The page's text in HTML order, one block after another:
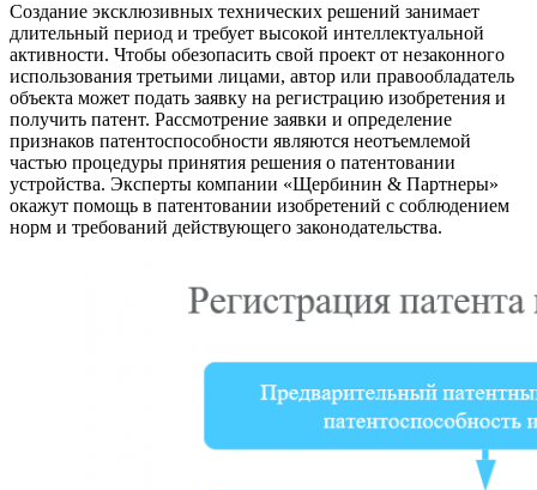
Создание эксклюзивных технических решений занимает
длительный период и требует высокой интеллектуальной
активности. Чтобы обезопасить свой проект от незаконного
использования третьими лицами, автор или правообладатель
объекта может подать заявку на регистрацию изобретения и
получить патент. Рассмотрение заявки и определение
признаков патентоспособности являются неотъемлемой
частью процедуры принятия решения о патентовании
устройства. Эксперты компании «Щербинин & Партнеры»
окажут помощь в патентовании изобретений с соблюдением
норм и требований действующего законодательства.